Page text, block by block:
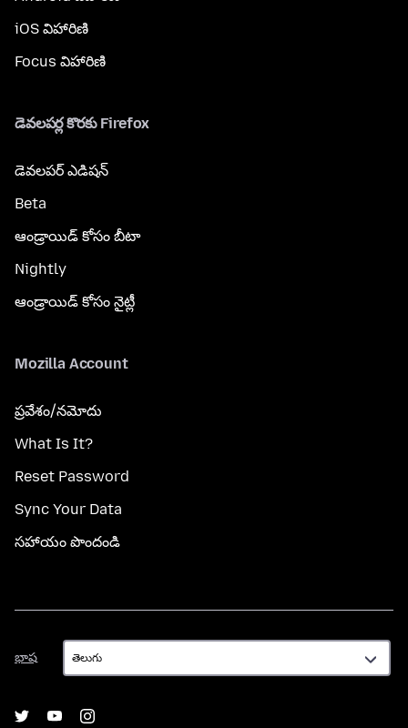
iOS విహారిణి
Focus విహారిణి
డెవలపర్ల కొరకు Firefox
డెవలపర్ ఎడిషన్
Beta
ఆండ్రాయిడ్ కోసం బీటా
Nightly
ఆండ్రాయిడ్ కోసం నైట్లీ
Mozilla Account
ప్రవేశం/నమోదు
What Is It?
Reset Password
Sync Your Data
సహాయం పొందండి
భాష
భాష